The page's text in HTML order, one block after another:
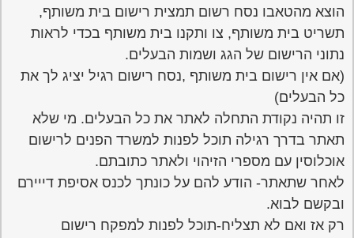
הוצא מהטאבו נסח רשום תמצית רישום בית משותף,
תשריט בית משותף, צו ותקנו בית משותף בכדי לראות
נתוני הרישום של הגג ושמות הבעלים.
(אם אין רישום בית משותף ,נסח רישום רגיל יציג לך את
כל הבעלים)
זו תהיה נקודת התחלה לאתר את כל הבעלים. מי שלא
תאתר בדרך רגילה תוכל לפנות למשרד הפנים לרישום
אוכלוסין עם מספרי הזיהוי ולאתר כתובתם.
לאחר שתאתר- הודע להם על כונתך לכנס אסיפת דייירם
ובקשם לבוא.
רק אז ואם לא תצליח-תוכל לפנות למפקח רישום